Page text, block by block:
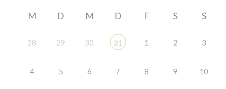
M D M D F S S
28 29 30 31 1 2 3
4 5 6 7 8 9 10